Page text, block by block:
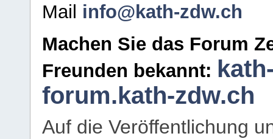
Mail info@kath-zdw.ch
Machen Sie das Forum
Freunden bekannt:
forum.kath-zdw.ch
Auf die Veröffentlichung